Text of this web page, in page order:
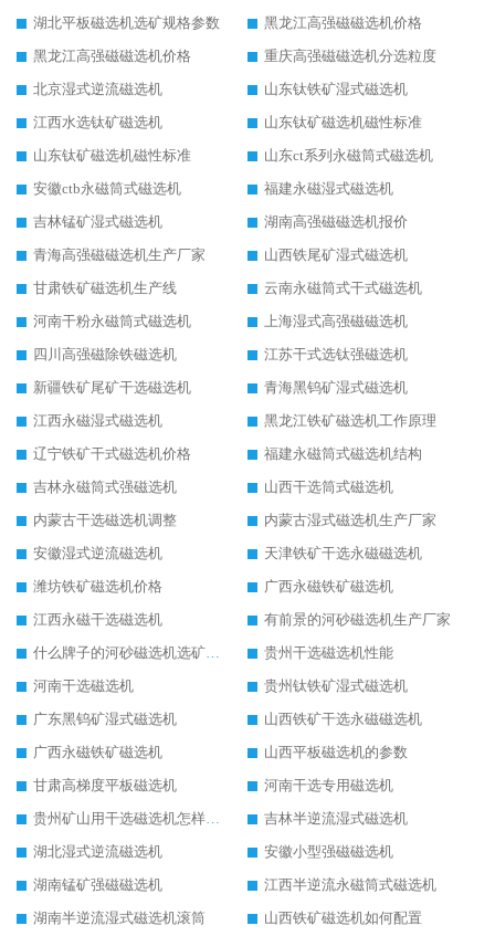
湖北平板磁选机选矿规格参数
黑龙江高强磁磁选机价格
黑龙江高强磁磁选机价格
重庆高强磁磁选机分选粒度
北京湿式逆流磁选机
山东钛铁矿湿式磁选机
江西水选钛矿磁选机
山东钛矿磁选机磁性标准
山东钛矿磁选机磁性标准
山东ct系列永磁筒式磁选机
安徽ctb永磁筒式磁选机
福建永磁湿式磁选机
吉林锰矿湿式磁选机
湖南高强磁磁选机报价
青海高强磁磁选机生产厂家
山西铁尾矿湿式磁选机
甘肃铁矿磁选机生产线
云南永磁筒式干式磁选机
河南干粉永磁筒式磁选机
上海湿式高强磁磁选机
四川高强磁除铁磁选机
江苏干式选钛强磁选机
新疆铁矿尾矿干选磁选机
青海黑钨矿湿式磁选机
江西永磁湿式磁选机
黑龙江铁矿磁选机工作原理
辽宁铁矿干式磁选机价格
福建永磁筒式磁选机结构
吉林永磁筒式强磁选机
山西干选筒式磁选机
内蒙古干选磁选机调整
内蒙古湿式磁选机生产厂家
安徽湿式逆流磁选机
天津铁矿干选永磁磁选机
潍坊铁矿磁选机价格
广西永磁铁矿磁选机
江西永磁干选磁选机
有前景的河砂磁选机生产厂家
什么牌子的河砂磁选机选矿效果好
贵州干选磁选机性能
河南干选磁选机
贵州钛铁矿湿式磁选机
广东黑钨矿湿式磁选机
山西铁矿干选永磁磁选机
广西永磁铁矿磁选机
山西平板磁选机的参数
甘肃高梯度平板磁选机
河南干选专用磁选机
贵州矿山用干选磁选机怎样调磁
吉林半逆流湿式磁选机
湖北湿式逆流磁选机
安徽小型强磁磁选机
湖南锰矿强磁磁选机
江西半逆流永磁筒式磁选机
湖南半逆流湿式磁选机滚筒
山西铁矿磁选机如何配置